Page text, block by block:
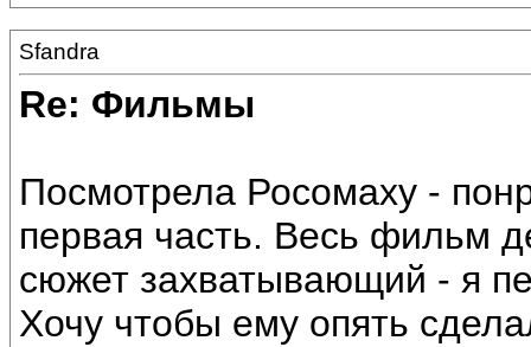
Sfandra
Re: Фильмы
Посмотрела Росомаху -
первая часть. Весь фильм
сюжет захватывающий - я
Хочу чтобы ему опять